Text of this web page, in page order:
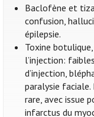
Baclofène et
confusion,
épilepsie.
Toxine
l’injection:
d’injection,
paralysie
rare, avec issue
infarctus du